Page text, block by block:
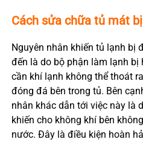
Cách sửa chữa tủ mát
Nguyên nhân khiến tủ lạnh bị
đến là do bộ phận làm lạnh bị
cần khí lạnh không thể thoát
đóng đá bên trong tủ. Bên
nhân khác dẫn tới việc này là
khiến cho không khí bên
nước. Đây là điều kiện hoàn